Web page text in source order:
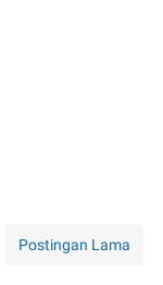
Postingan Lama